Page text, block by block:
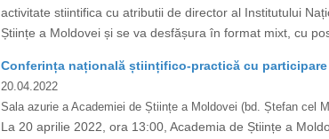
activitate stiintifica cu atributii de director al Institutului
Științe a Moldovei și se va desfășura în format mixt, cu
Conferința națională științifico-practică cu
20.04.2022
Sala azurie a Academiei de Științe a Moldovei (bd. Ștefan cel
La 20 aprilie 2022, ora 13:00, Academia de Științe a